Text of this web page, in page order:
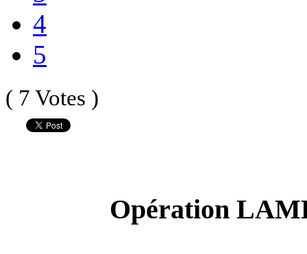
4
5
( 7 Votes )
Opération